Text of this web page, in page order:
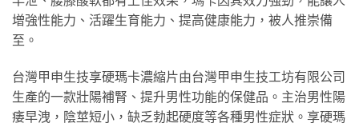
增強性能力、活躍生育能力、提高健康能力，被人推崇備
至。
台灣甲申生技享硬瑪卡濃縮片由台灣甲申生技工坊有限公司
生產的一款壯陽補腎、提升男性功能的保健品。主治男性陽
痿早洩，陰莖短小，缺乏勃起硬度等各種男性症狀。享硬瑪